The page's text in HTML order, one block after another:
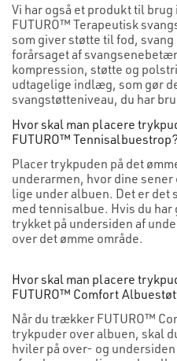
Vi har også et produkt til
FUTURO™ Terapeutisk
som giver støtte til fod,
forårsaget af
kompression, støtte og
udtagelige indlæg, som gør
svangstøtteniveau, du har
Hvor skal man placere
FUTURO™
Placer trykpuden på det
underarmen, hvor dine
lige under albuen. Det er
med tennisalbue. Hvis du
trykket på undersiden af
over det ømme område.
Hvor skal man placere
FUTURO™ Comfort
Når du trækker FUTURO™
trykpuder over albuen, skal
hviler på over- og